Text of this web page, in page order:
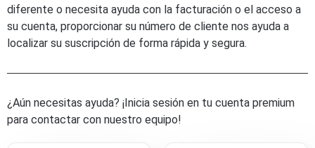
diferente o necesita ayuda con la facturación o el acceso a
su cuenta, proporcionar su número de cliente nos ayuda a
localizar su suscripción de forma rápida y segura.
¿Aún necesitas ayuda? ¡Inicia sesión en tu cuenta premium
para contactar con nuestro equipo!